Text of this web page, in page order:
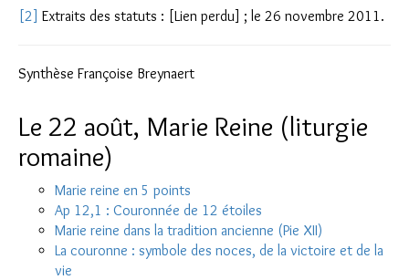
[2] Extraits des statuts : [Lien perdu] ; le 26 novembre 2011.
Synthèse Françoise Breynaert
Le 22 août, Marie Reine (liturgie
romaine)
Marie reine en 5 points
Ap 12,1 : Couronnée de 12 étoiles
Marie reine dans la tradition ancienne (Pie XII)
La couronne : symbole des noces, de la victoire et de la
vie